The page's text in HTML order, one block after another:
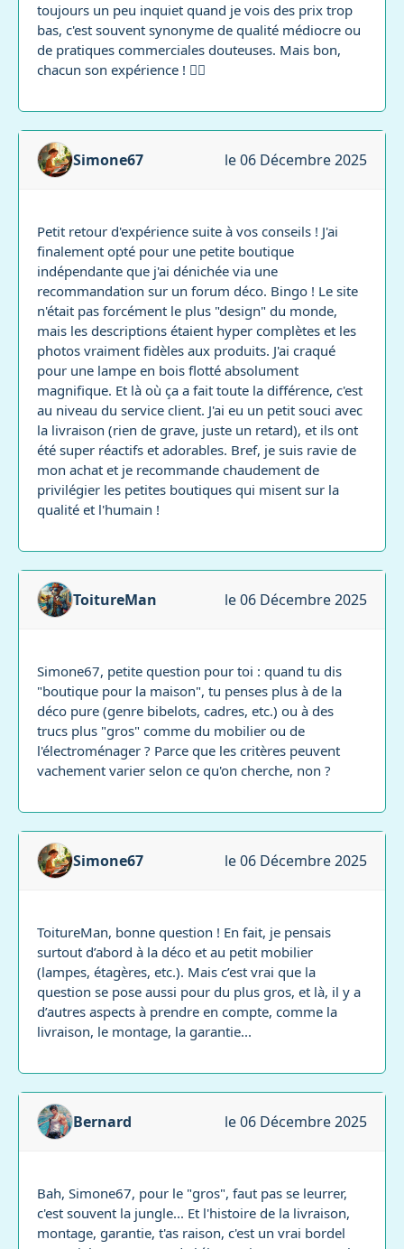
toujours un peu inquiet quand je vois des prix trop
bas, c'est souvent synonyme de qualité médiocre ou
de pratiques commerciales douteuses. Mais bon,
chacun son expérience ! 🤷‍♂️
Simone67 le 06 Décembre 2025
Petit retour d'expérience suite à vos conseils ! J'ai
finalement opté pour une petite boutique
indépendante que j'ai dénichée via une
recommandation sur un forum déco. Bingo ! Le site
n'était pas forcément le plus "design" du monde,
mais les descriptions étaient hyper complètes et les
photos vraiment fidèles aux produits. J'ai craqué
pour une lampe en bois flotté absolument
magnifique. Et là où ça a fait toute la différence, c'est
au niveau du service client. J'ai eu un petit souci avec
la livraison (rien de grave, juste un retard), et ils ont
été super réactifs et adorables. Bref, je suis ravie de
mon achat et je recommande chaudement de
privilégier les petites boutiques qui misent sur la
qualité et l'humain !
ToitureMan le 06 Décembre 2025
Simone67, petite question pour toi : quand tu dis
"boutique pour la maison", tu penses plus à de la
déco pure (genre bibelots, cadres, etc.) ou à des
trucs plus "gros" comme du mobilier ou de
l'électroménager ? Parce que les critères peuvent
vachement varier selon ce qu'on cherche, non ?
Simone67 le 06 Décembre 2025
ToitureMan, bonne question ! En fait, je pensais
surtout d’abord à la déco et au petit mobilier
(lampes, étagères, etc.). Mais c’est vrai que la
question se pose aussi pour du plus gros, et là, il y a
d’autres aspects à prendre en compte, comme la
livraison, le montage, la garantie...
Bernard le 06 Décembre 2025
Bah, Simone67, pour le "gros", faut pas se leurrer,
c'est souvent la jungle... Et l'histoire de la livraison,
montage, garantie, t'as raison, c'est un vrai bordel